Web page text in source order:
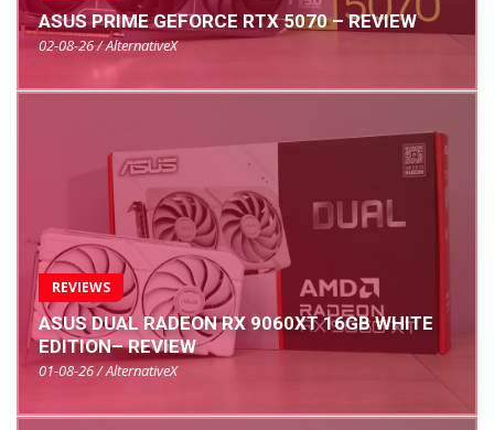
ASUS PRIME GEFORCE RTX 5070 – REVIEW
02-08-26 / AlternativeX
REVIEWS
ASUS DUAL RADEON RX 9060XT 16GB WHITE
EDITION– REVIEW
01-08-26 / AlternativeX